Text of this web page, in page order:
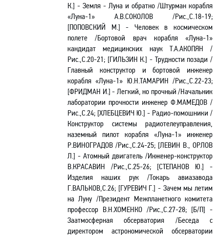
К.] - Земля - Луна и обратно /Штурман корабля
«Луна-1» А.В.СОКОЛОВ /Рис.,С.18-19;
[ПОПОВСКИЙ М.] - Человек в космическом
полете /Бортовой врач корабля «Луна-1»
кандидат медицинских наук Т.А.АКОПЯН /
Рис.,С.20-21; [ГИЛЬЗИН К.] - Трудности позади /
Главный конструктор и бортовой инженер
корабля«Луна-1» Ю.Н.ТАМАРИН /Рис.,С.22-23;
[ФРИДМАН И.] - Легкий, но прочный /Начальник
лаборатории прочности инженер Ф.МАМЕДОВ /
Рис.,С.24; [ХЛЕБЦЕВИЧ Ю.] - Радио-помошники /
Конструктор системы радиотелеуправления,
наземный пилот корабля «Луна-1» инженер
Р.ВИНОГРАДОВ /Рис.,С.24-25; [ЛЕВИН В., ОРЛОВ
Л.] - Атомный двигатель /Инженер-конструктор
В.КРАСАВИН /Рис.,С.25-26; [СТЕПАНОВ Ю.] -
Изделия наших рук /Токарь авиазавода
Г.ВАЛЬКОВ,С.26; [ГУРЕВИЧ Г.] - Зачем мы летим
на Луну /Президент Межпланетного комитета
профессор В.Н.ХОМЕНКО /Рис.,С.27-28; [Б/П] -
Заатмосферная обсерватория /Беседа с
директором астрономической обсерватории